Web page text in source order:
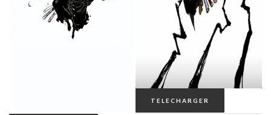
TELECHARGER